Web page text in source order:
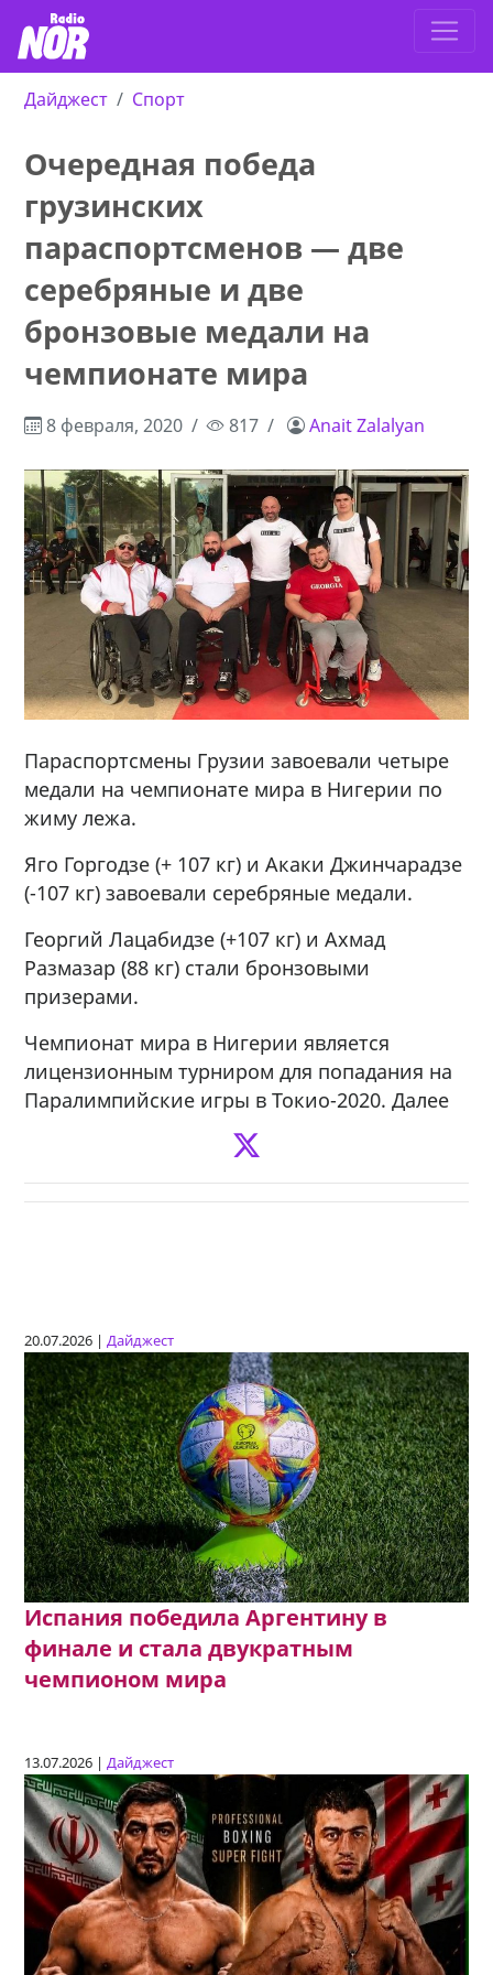
Дайджест Спорт
Очередная победа
грузинских
параспортсменов — две
серебряные и две
бронзовые медали на
чемпионате мира
8 февраля, 2020 817 Anait Zalalyan
Параспортсмены Грузии завоевали четыре
медали на чемпионате мира в Нигерии по
жиму лежа.
Яго Горгодзе (+ 107 кг) и Акаки Джинчарадзе
(-107 кг) завоевали серебряные медали.
Георгий Лацабидзе (+107 кг) и Ахмад
Размазар (88 кг) стали бронзовыми
призерами.
Чемпионат мира в Нигерии является
лицензионным турниром для попадания на
Паралимпийские игры в Токио-2020. Далее
20.07.2026 |Дайджест
Испания победила Аргентину в
финале и стала двукратным
чемпионом мира
13.07.2026 |Дайджест